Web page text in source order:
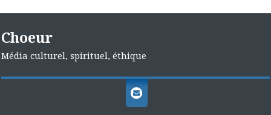
Choeur
Média culturel, spirituel, éthique